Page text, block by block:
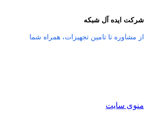
شرکت ایده آل شبکه
از مشاوره تا تامین تجهیزات، همراه شما
منوی سایت